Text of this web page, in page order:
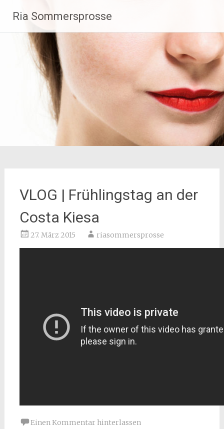
Inhalt
springen
Ria Sommersprosse
VLOG | Frühlingstag an der
Costa Kiesa
27. März 2015 riasommersprosse
Einen Kommentar hinterlassen